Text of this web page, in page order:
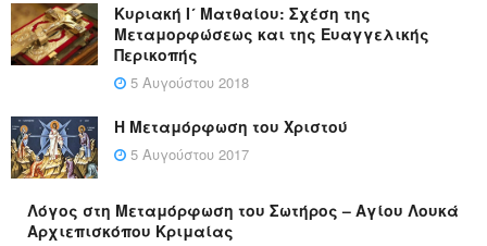
Κυριακή Ι´ Ματθαίου: Σχέση της
Μεταμορφώσεως και της Ευαγγελικής
Περικοπής
5 Αυγούστου 2018
Η Μεταμόρφωση του Χριστού
5 Αυγούστου 2017
Λόγος στη Μεταμόρφωση του Σωτήρος – Αγίου Λουκά
Αρχιεπισκόπου Κριμαίας